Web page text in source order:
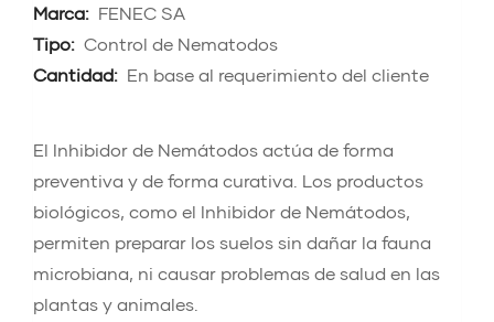
Marca: FENEC SA
Tipo: Control de Nematodos
Cantidad: En base al requerimiento del cliente
El Inhibidor de Nemátodos actúa de forma
preventiva y de forma curativa. Los productos
biológicos, como el Inhibidor de Nemátodos,
permiten preparar los suelos sin dañar la fauna
microbiana, ni causar problemas de salud en las
plantas y animales.